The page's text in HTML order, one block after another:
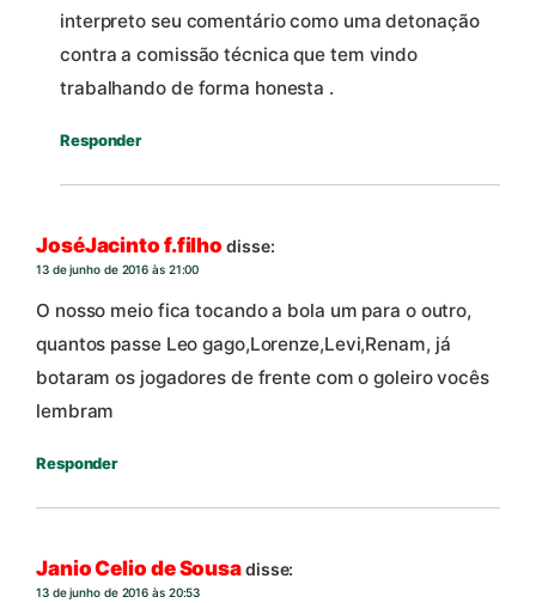
interpreto seu comentário como uma detonação
contra a comissão técnica que tem vindo
trabalhando de forma honesta .
Responder
JoséJacinto f.filho disse:
13 de junho de 2016 às 21:00
O nosso meio fica tocando a bola um para o outro,
quantos passe Leo gago,Lorenze,Levi,Renam, já
botaram os jogadores de frente com o goleiro vocês
lembram
Responder
Janio Celio de Sousadisse:
13 de junho de 2016 às 20:53